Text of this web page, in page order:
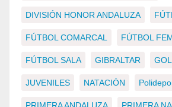
DIVISIÓN HONOR ANDALUZA
FÚTBOL COMARCAL FÚTBOL
FÚTBOL SALA GIBRALTAR
JUVENILES NATACIÓN
PRIMERA ANDALUZA PRIMERA